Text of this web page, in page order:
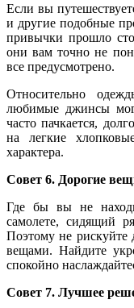
Если вы
и другие подобные
привычки прошло
они вам точно не
все предусмотрено.
Относительно
любимые джинсы
часто пачкается,
на легкие
характера.
Совет 6. Дорогие
Где бы вы не
самолете, сидящий
Поэтому не
вещами. Найдите
спокойно
Совет 7. Лучшее